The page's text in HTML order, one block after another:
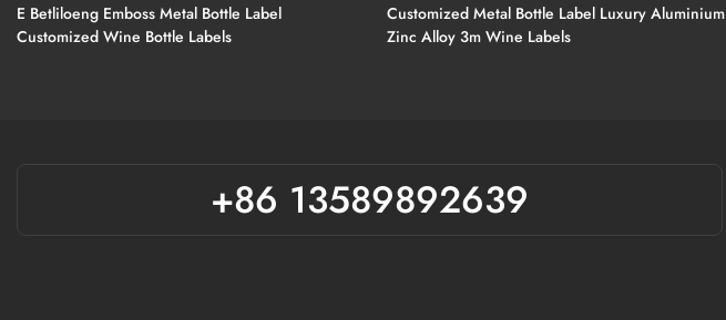
E Betliloeng Emboss Metal Bottle Label
Customized Wine Bottle Labels
Customized Metal Bottle Label Luxury Aluminium
Zinc Alloy 3m Wine Labels
+86 13589892639